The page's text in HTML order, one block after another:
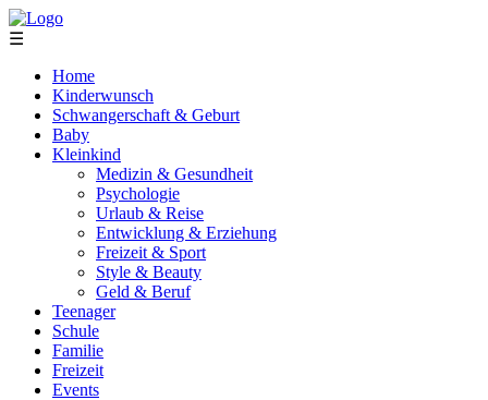
☰
Home
Kinderwunsch
Schwangerschaft & Geburt
Baby
Kleinkind
Medizin & Gesundheit
Psychologie
Urlaub & Reise
Entwicklung & Erziehung
Freizeit & Sport
Style & Beauty
Geld & Beruf
Teenager
Schule
Familie
Freizeit
Events